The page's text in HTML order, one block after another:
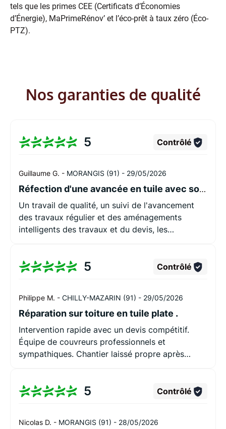
tels que les primes CEE (Certificats d’Économies
d’Énergie), MaPrimeRénov’ et l’éco-prêt à taux zéro (Éco-
PTZ).
Nos garanties de qualité
5 Contrôlé
Guillaume G. - MORANGIS (91) - 29/05/2026
Réfection d'une avancée en tuile avec sous face blanche et gouttières en zinc
Un travail de qualité, un suivi de l'avancement
des travaux régulier et des aménagements
intelligents des travaux et du devis, les
nettoyage complet. Très satisfait de la
5 Contrôlé
Philippe M. - CHILLY-MAZARIN (91) - 29/05/2026
Réparation sur toiture en tuile plate .
Intervention rapide avec un devis compétitif.
Équipe de couvreurs professionnels et
sympathiques. Chantier laissé propre après
5 Contrôlé
Nicolas D. - MORANGIS (91) - 28/05/2026